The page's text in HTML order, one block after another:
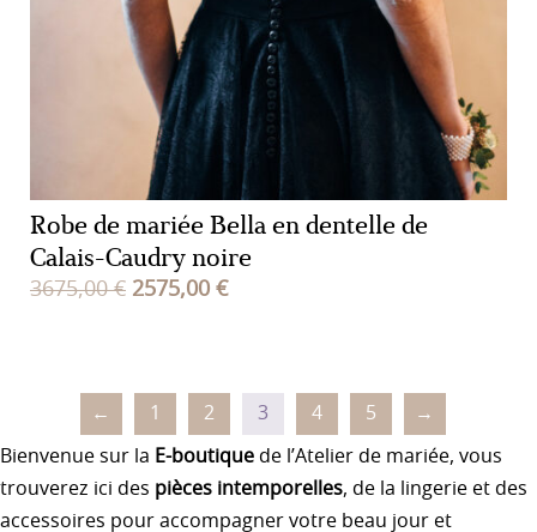
Robe de mariée Bella en dentelle de
Calais-Caudry noire
3675,00€ Le
3675,00 €.
2575,00 €Le
2575,00 €.
← 1 2 3 4 5 →
Bienvenue sur la E-boutique de l’Atelier de mariée, vous
trouverez ici des pièces intemporelles, de la lingerie et des
accessoires pour accompagner votre beau jour et